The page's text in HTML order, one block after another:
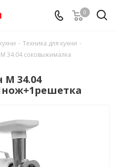
0
- Техника для кухни -
34.04 соковыжималка
М 34.04